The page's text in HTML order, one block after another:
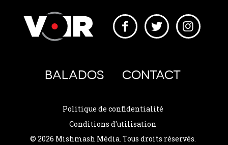
BALADOS CONTACT
Politique de confidentialité
Conditions d'utilisation
© 2026 Mishmash Média. Tous droits réservés.